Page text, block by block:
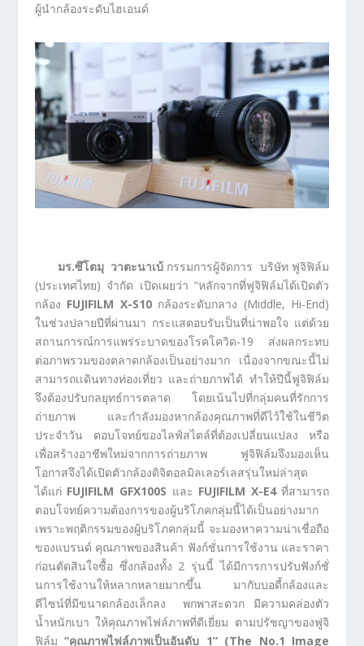
ผู้นำกล้องระดับไฮเอนด์
มร.ซึโตมุ วาตะนาเบ้ กรรมการผู้จัดการ บริษัท ฟูจิฟิล์ม
(ประเทศไทย) จำกัด เปิดเผยว่า “หลักจากที่ฟูจิฟิล์มได้เปิดตัว
กล้อง FUJIFILM X-S10กล้องระดับกลาง (Middle, Hi-End)
ในช่วงปลายปีที่ผ่านมา กระแสตอบรับเป็นที่น่าพอใจ แต่ด้วย
สถานการณ์การแพร่ระบาดของโรคโควิด-19 ส่งผลกระทบ
ต่อภาพรวมของตลาดกล้องเป็นอย่างมาก เนื่องจากขณะนี้ไม่
สามารถเเดินทางท่องเที่ยว และถ่ายภาพได้ ทำให้ปีนี้ฟูจิฟิล์ม
จึงต้องปรับกลยุทธ์การตลาด โดยเน้นไปที่กลุ่มคนที่รักการ
ถ่ายภาพ และกำลังมองหากล้องคุณภาพที่ดีไว้ใช้ในชีวิต
ประจำวัน ตอบโจทย์ของไลฟ์สไตล์ที่ต้องเปลี่ยนแปลง หรือ
เพื่อสร้างอาชีพใหม่จากการถ่ายภาพ ฟูจิฟิล์มจึงมองเห็น
โอกาสจึงได้เปิดตัวกล้องดิจิตอลมิลเลอร์เลสรุ่นใหม่ล่าสุด
ได้แก่ FUJIFILM GFX100S และ FUJIFILM X-E4ที่สามารถ
ตอบโจทย์ความต้องการของผู้บริโภคกลุ่มนี้ได้เป็นอย่างมาก
เพราะพฤติกรรมของผู้บริโภคกลุ่มนี้ จะมองหาความน่าเชื่อถือ
ของแบรนด์ คุณภาพของสินค้า ฟังก์ชั่นการใช้งาน และราคา
ก่อนตัดสินใจซื้อ ซึ่งกล้องทั้ง 2 รุ่นนี้ ได้มีการการปรับฟังก์ชั่
นการใช้งานให้หลากหลายมากขึ้น มากับบอดี้กล้องและ
ดีไซน์ที่มีขนาดกล้องเล็กลง พกพาสะดวก มีความคล่องตัว
น้ำหนักเบา ให้คุณภาพไฟล์ภาพที่ดีเยี่ยม ตามปรัชญาของฟูจิ
ฟิล์ม“คุณภาพไฟล์ภาพเป็นอันดับ 1” (The No.1 Image